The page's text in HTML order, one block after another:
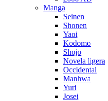
Manga
Seinen
Shonen
Yaoi
Kodomo
Shojo
Novela ligera
Occidental
Manhwa
Yuri
Josei